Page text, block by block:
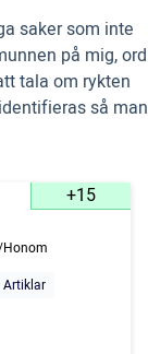
saker som inte
på mig, ord
tala om rykten
så man
+15